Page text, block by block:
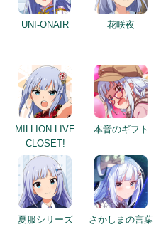
UNI-ONAIR 花咲夜
MILLION LIVE
CLOSET!
本音のギフト
夏服シリーズ さかしまの言葉